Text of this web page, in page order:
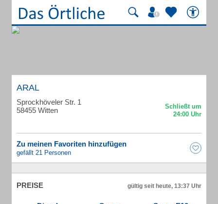
ARAL
Sprockhöveler Str. 1
58455 Witten
Zu meinen Favoriten hinzufügen
gefällt 21 Personen
PREISE gültig seit heute, 13:37 Uhr